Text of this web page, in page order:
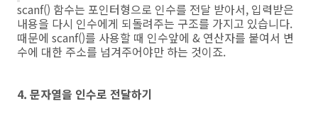
scanf() 함수는 포인터형으로 인수를 전달 받아서, 입력받은
내용을 다시 인수에게 되돌려주는 구조를 가지고 있습니다.
때문에 scanf()를 사용할 때 인수앞에 & 연산자를 붙여서 변
수에 대한 주소를 넘겨주어야만 하는 것이죠.
4. 문자열을 인수로 전달하기